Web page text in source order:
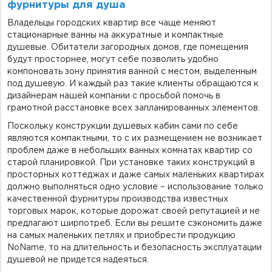
фурнитуры для душа
Владельцы городских квартир все чаще меняют
стационарные ванны на аккуратные и компактные
душевые. Обитатели загородных домов, где помещения
будут просторнее, могут себе позволить удобно
компоновать зону принятия ванной с местом, выделенным
под душевую. И каждый раз такие клиенты обращаются к
дизайнерам нашей компании с просьбой помочь в
грамотной расстановке всех запланированных элементов.
Поскольку конструкции душевых кабин сами по себе
являются компактными, то с их размещением не возникает
проблем даже в небольших ванных комнатах квартир со
старой планировкой. При установке таких конструкций в
просторных коттеджах и даже самых маленьких квартирах
должно выполняться одно условие – использование только
качественной фурнитуры производства известных
торговых марок, которые дорожат своей репутацией и не
предлагают ширпотреб. Если вы решите сэкономить даже
на самых маленьких петлях и приобрести продукцию
NoName, то на длительность и безопасность эксплуатации
душевой не придется надеяться.